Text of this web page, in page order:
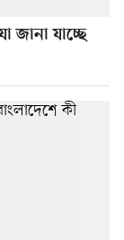
জানা যাচ্ছে